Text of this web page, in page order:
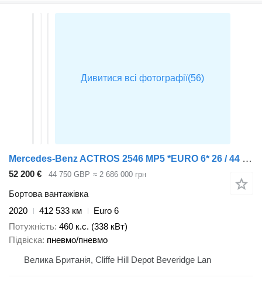
Mercedes-Benz ACTROS 2546 MP5 *EURO 6* 26 / 44 TONNE CRANE DRAWBAR 2020 – AY70 + бортовий причіп
52 200 € 44 750 GBP ≈ 2 686 000 грн
Бортова вантажівка
2020
412 533 км
Euro 6
Потужність 460 к.с. (338 кВт)
Підвіска пневмо/пневмо
Велика Британія, Cliffe Hill Depot Beveridge Lan